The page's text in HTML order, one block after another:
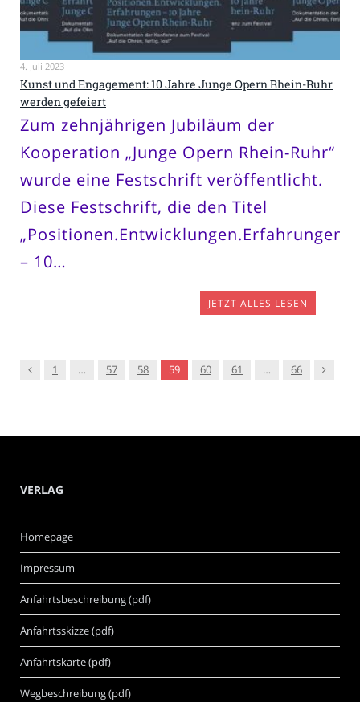
4. Juli 2023
Kunst und Engagement: 10 Jahre Junge Opern Rhein-Ruhr
werden gefeiert
Zum zehnjährigen Jubiläum der
Kooperation „Junge Opern Rhein-Ruhr“
wurde eine Festschrift veröffentlicht.
Diese Festschrift, die den Titel
„Positionen.Entwicklungen.Erfahrungen
– 10…
JETZT ALLES LESEN
Vorgänger
1 … 57 58 59 60 61 … 66
VERLAG
Homepage
Impressum
Anfahrtsbeschreibung (pdf)
Anfahrtsskizze (pdf)
Anfahrtskarte (pdf)
Wegbeschreibung (pdf)